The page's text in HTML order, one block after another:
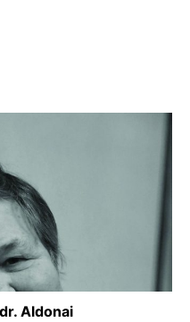
Aldonai